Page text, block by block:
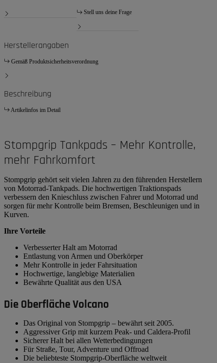
Stell uns deine Frage
Herstellerangaben
Gemäß Produktsicherheitsverordnung
Beschreibung
Artikelinfos im Detail
Stompgrip Tankpads – Mehr Kontrolle,
mehr Fahrkomfort
Stompgrip gehört seit vielen Jahren zu den führenden Herstellern
von Motorrad-Tankpads. Die hochwertigen Traktionspads
verbessern den Knieschluss zwischen Fahrer und Motorrad und
sorgen für mehr Kontrolle beim Bremsen, Beschleunigen und in
Kurven.
Ihre Vorteile
Verbesserter Halt am Motorrad
Entlastung von Armen und Oberkörper
Mehr Kontrolle in jeder Fahrsituation
Hochwertige, langlebige Materialien
Bewährte Qualität aus den USA
Die Oberfläche Volcano
Das Original von Stompgrip – bewährt seit 2005.
Aggressiver Grip mit kurzem Peak- und Caldera-Profil
Sicherer Halt bei allen Wetterbedingungen
Für Straße, Tour, Adventure und Offroad
Die beliebteste Stompgrip-Oberfläche weltweit